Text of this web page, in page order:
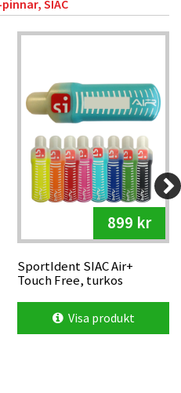
SIAC
899 kr
SportIdent SIAC Air+
Touch Free, turkos
Visa produkt